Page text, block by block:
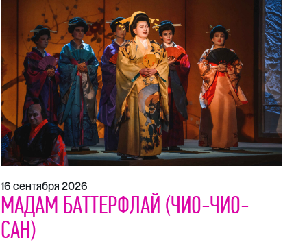
16 сентября 2026
МАДАМ БАТТЕРФЛАЙ (ЧИО-ЧИО-
САН)